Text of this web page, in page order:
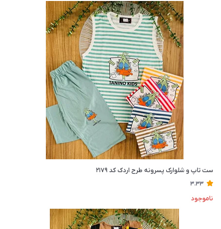
ست تاپ و شلوارک پسرونه طرح اردک کد ۲۱۷۹
3.33
ناموجود